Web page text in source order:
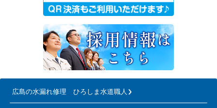
広島の水漏れ修理 ひろしま水道職人